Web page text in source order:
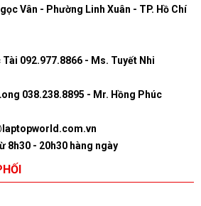
Vân - Phường Linh Xuân - TP. Hồ Chí
Tài 092.977.8866 - Ms. Tuyết Nhi
038.238.8895 - Mr. Hồng Phúc
8h30 - 20h30 hàng ngày